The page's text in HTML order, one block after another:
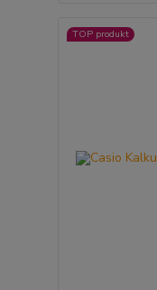
TOP produkt